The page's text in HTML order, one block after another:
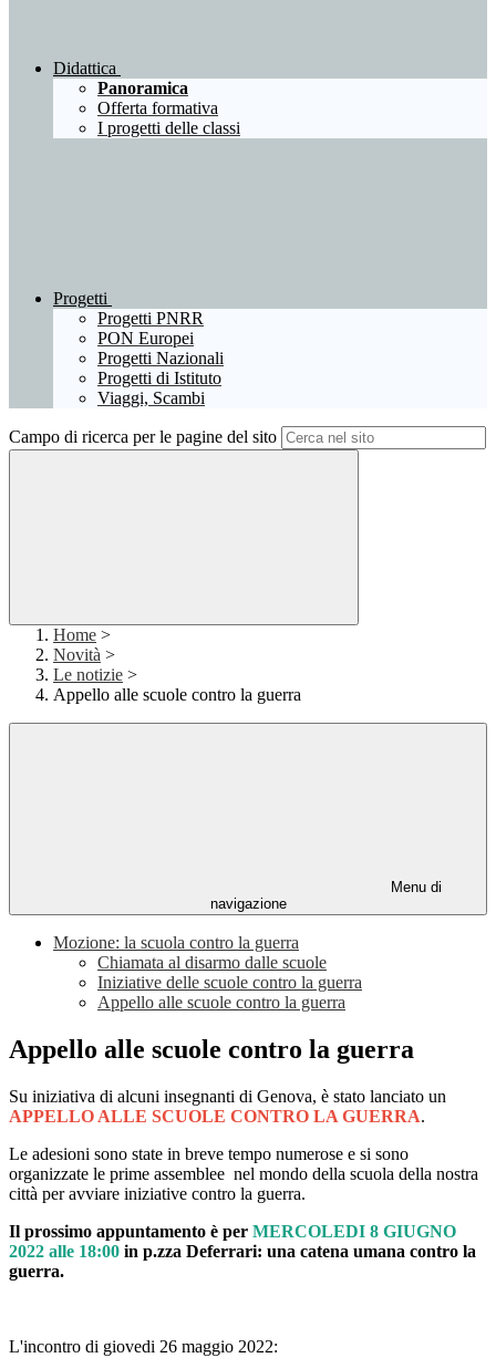
Didattica
Panoramica
Offerta formativa
I progetti delle classi
Progetti
Progetti PNRR
PON Europei
Progetti Nazionali
Progetti di Istituto
Viaggi, Scambi
Campo di ricerca per le pagine del sito
Home >
Novità >
Le notizie >
Appello alle scuole contro la guerra
Menu di
navigazione
Mozione: la scuola contro la guerra
Chiamata al disarmo dalle scuole
Iniziative delle scuole contro la guerra
Appello alle scuole contro la guerra
Appello alle scuole contro la guerra
Su iniziativa di alcuni insegnanti di Genova, è stato lanciato un
APPELLO ALLE SCUOLE CONTRO LA GUERRA.
Le adesioni sono state in breve tempo numerose e si sono
organizzate le prime assemblee nel mondo della scuola della nostra
città per avviare iniziative contro la guerra.
Il prossimo appuntamento è per MERCOLEDI 8 GIUGNO
2022 alle 18:00 in p.zza Deferrari: una catena umana contro la
guerra.
L'incontro di giovedi 26 maggio 2022: